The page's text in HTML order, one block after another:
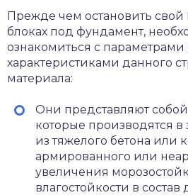
Прежде чем остановить свой
блоках под фундамент,
ознакомиться с
характеристиками данного
материала:
Они представляют
которые производятся в
из тяжелого бетона или
армированного или
увеличения
влагостойкости в состав